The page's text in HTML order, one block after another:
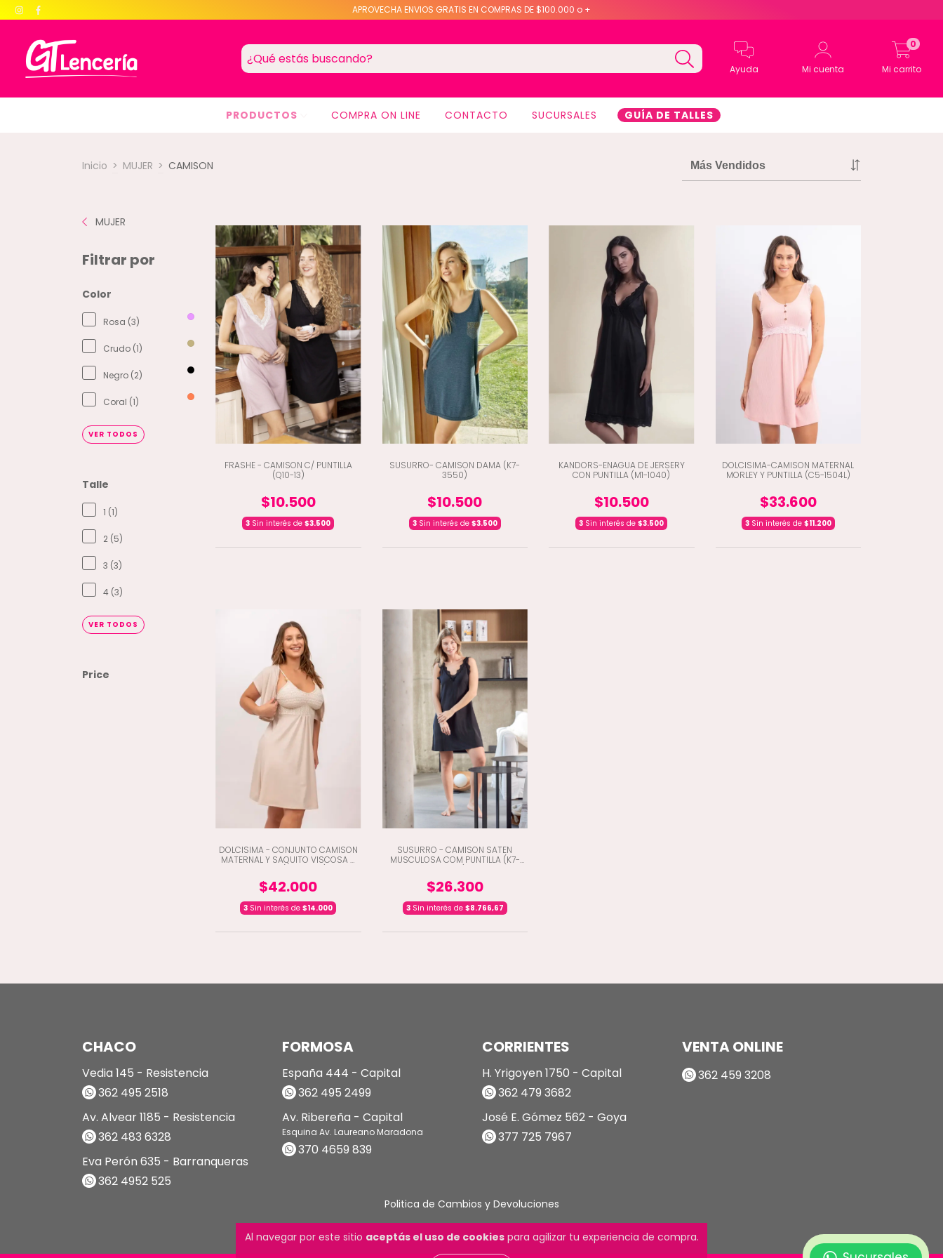
APROVECHA ENVIOS GRATIS EN COMPRAS DE $100.000 o +
Ayuda Mi cuenta Mi carrito
0
PRODUCTOS COMPRA ON LINE CONTACTO SUCURSALES GUÍA DE TALLES
Al navegar por este sitio aceptás el uso de cookiespara agilizar tu experiencia de compra.
Inicio > MUJER > CAMISON
MUJER
Filtrar por
Color
Rosa (3)
Crudo (1)
Negro (2)
Coral (1)
VER TODOS
Talle
1 (1)
2 (5)
3 (3)
4 (3)
VER TODOS
Price
FRASHE - CAMISON C/ PUNTILLA
(Q10-13)
$10.500
3 Sin interés de$3.500
SUSURRO- CAMISON DAMA (K7-
3550)
$10.500
3Sin interés de $3.500
KANDORS-ENAGUA DE JERSERY
CON PUNTILLA (M1-1040)
$10.500
3 Sin interés de$3.500
DOLCISIMA-CAMISON MATERNAL
MORLEY Y PUNTILLA (C5-1504L)
$33.600
3Sin interés de $11.200
DOLCISIMA - CONJUNTO CAMISON
MATERNAL Y SAQUITO VISCOSA Y
$42.000
3 Sin interés de$14.000
SUSURRO - CAMISON SATEN
MUSCULOSA COM PUNTILLA (K7-
$26.300
3Sin interés de $8.766,67
CHACO
Vedia 145 - Resistencia
362 495 2518
Av. Alvear 1185 - Resistencia
362 483 6328
Eva Perón 635 - Barranqueras
362 4952 525
FORMOSA
España 444 - Capital
362 495 2499
Av. Ribereña - Capital
Esquina Av. Laureano Maradona
370 4659 839
CORRIENTES
H. Yrigoyen 1750 - Capital
362 479 3682
José E. Gómez 562 - Goya
377 725 7967
VENTA ONLINE
362 459 3208
Politica de Cambios y Devoluciones